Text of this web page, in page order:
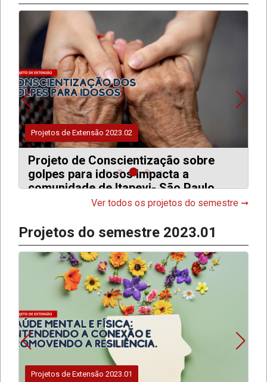
de Extensão 2023.02
de Conscientização sobre
para idosos impacta a
de Itapevi- São Paulo
Ver todos os projetos do semestre ➞
Projetos do semestre 2023.01
Projetos de Extensão 2023.01